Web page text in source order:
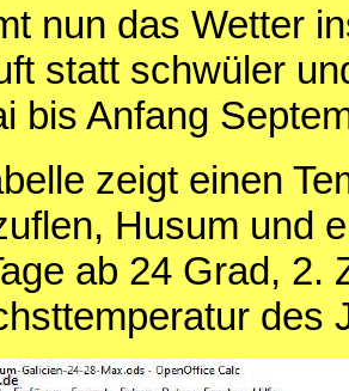
nun das Wetter
statt schwüler
bis Anfang
zeigt einen
Husum und
ab 24 Grad, 2.
des